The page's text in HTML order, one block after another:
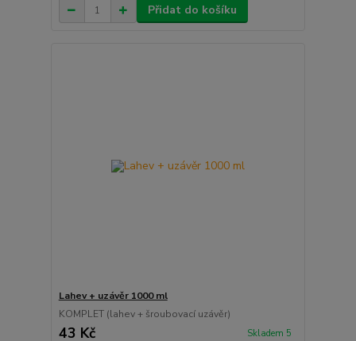
Přidat do košíku
Lahev + uzávěr 1000 ml
KOMPLET (lahev + šroubovací uzávěr)
43 Kč Skladem 5